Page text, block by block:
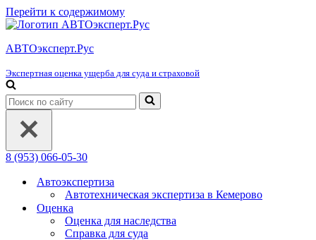
Перейти к содержимому
АВТОэксперт.Рус
Экспертная оценка ущерба для суда и страховой
Искать...
8 (953) 066-05-30
Автоэкспертиза
Автотехническая экспертиза в Кемерово
Оценка
Оценка для наследства
Справка для суда